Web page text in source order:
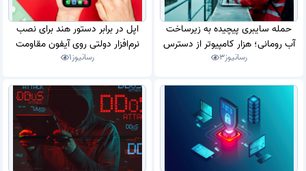
حمله سایبری پیچیده به زیرساخت
آب رومانی؛ هزار کامپیوتر از دسترس
خارج شدند
رسانیوز3
اپل در برابر دستور هند برای نصب
نرم‌افزار دولتی روی آیفون مقاومت
می‌کند
رسانیوز1